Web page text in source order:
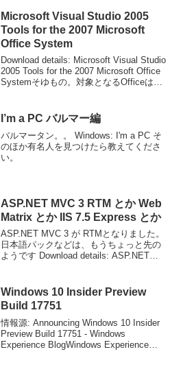
Microsoft Visual Studio 2005
Tools for the 2007 Microsoft
Office System
Download details: Microsoft Visual Studio
2005 Tools for the 2007 Microsoft Office
Systemそゆもの。対象となるOfficeは
I’m a PC バルマー編
バルマータン。。 Windows: I'm a PC そ
のほか有名人を見つけたら教えてくださ
い。
ASP.NET MVC 3 RTM とか Web
Matrix とか IIS 7.5 Express とか
ASP.NET MVC 3 が RTMとなりました。
日本語パックなどは、もうちょっと先の
ようです Download details: ASP.NET
Windows 10 Insider Preview
Build 17751
情報源: Announcing Windows 10 Insider
Preview Build 17751 - Windows
Experience BlogWindows Experience